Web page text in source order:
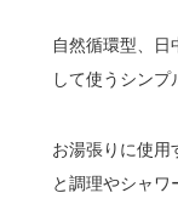
自然循環型、日
して使うシンプ
お湯張りに使用
と調理やシャ